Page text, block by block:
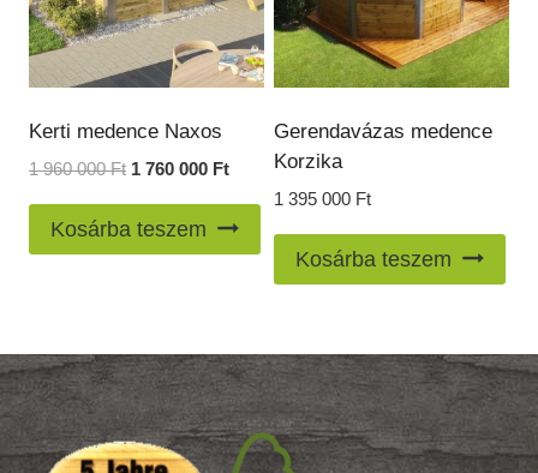
Kerti medence Naxos
1 960 000Ft Original
was:
1
1 760 000 FtCurrent
is:
1
Kosárba teszem
Gerendavázas medence
Korzika
1 395 000 Ft
Kosárba teszem